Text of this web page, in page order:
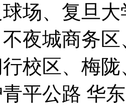
场、复旦
夜城商务
校区、梅
平公路 华